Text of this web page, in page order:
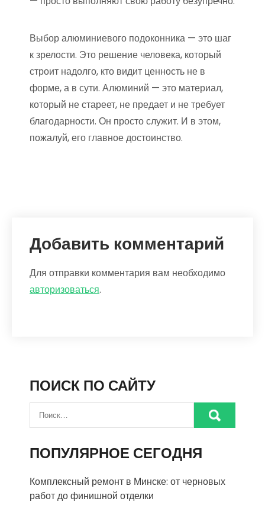
Выбор алюминиевого подоконника — это шаг
к зрелости. Это решение человека, который
строит надолго, кто видит ценность не в
форме, а в сути. Алюминий — это материал,
который не стареет, не предает и не требует
благодарности. Он просто служит. И в этом,
пожалуй, его главное достоинство.
Добавить комментарий
Для отправки комментария вам необходимо
авторизоваться.
ПОИСК ПО САЙТУ
ПОПУЛЯРНОЕ СЕГОДНЯ
Комплексный ремонт в Минске: от черновых
работ до финишной отделки